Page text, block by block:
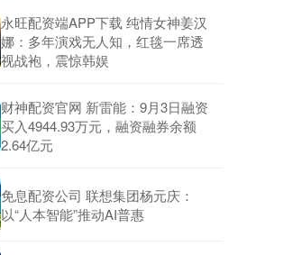
永旺配资端APP下载 纯情女神姜汉
娜：多年演戏无人知，红毯一席透
视战袍，震惊韩娱
财神配资官网 新雷能：9月3日融资
买入4944.93万元，融资融券余额
2.64亿元
免息配资公司 联想集团杨元庆：
以“人本智能”推动AI普惠